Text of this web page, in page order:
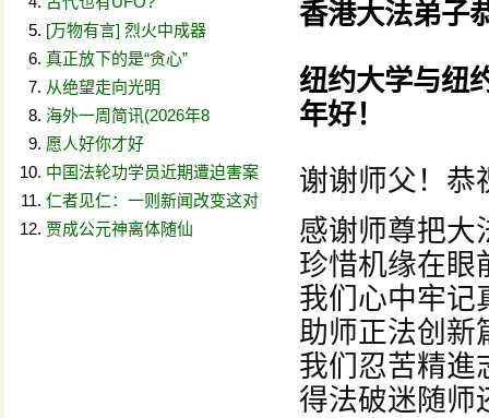
[万物有言] 烈火中成器
真正放下的是“贪心”
从绝望走向光明
海外一周简讯(2026年8
愿人好你才好
中国法轮功学员近期遭迫害案
仁者见仁：一则新闻改变这对
贾成公元神离体随仙
香港大法弟子
纽约大学与纽
年好！
谢谢师父！恭
感谢师尊把大
珍惜机缘在眼
我们心中牢记
助师正法创新
我们忍苦精進
得法破迷随师